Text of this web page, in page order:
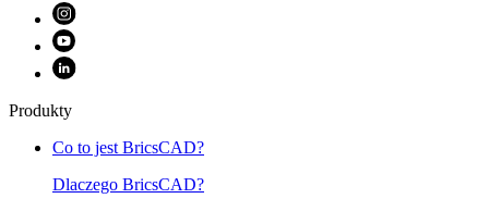
Produkty
Co to jest BricsCAD?
Dlaczego BricsCAD?